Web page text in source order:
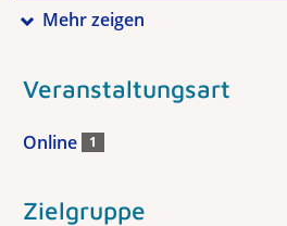
Mehr zeigen
Veranstaltungsart
Online 1
Zielgruppe